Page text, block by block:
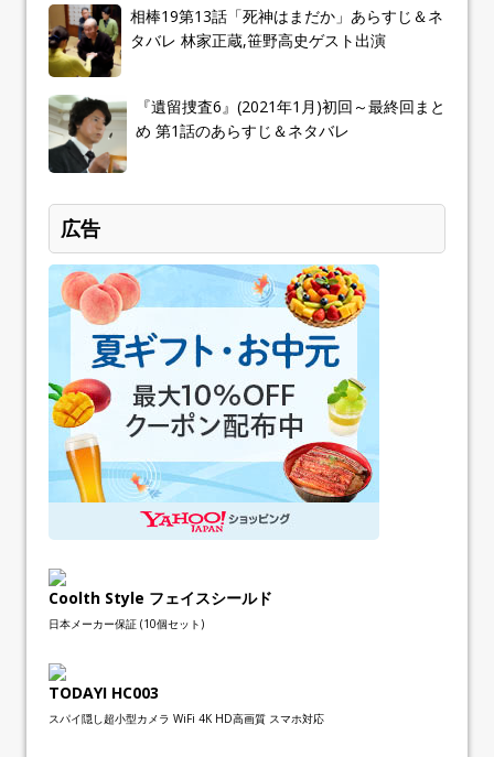
相棒19第13話「死神はまだか」あらすじ＆ネ
タバレ 林家正蔵,笹野高史ゲスト出演
『遺留捜査6』(2021年1月)初回～最終回まと
め 第1話のあらすじ＆ネタバレ
広告
Coolth Style フェイスシールド
日本メーカー保証 (10個セット)
TODAYI HC003
スパイ隠し超小型カメラ WiFi 4K HD高画質 スマホ対応